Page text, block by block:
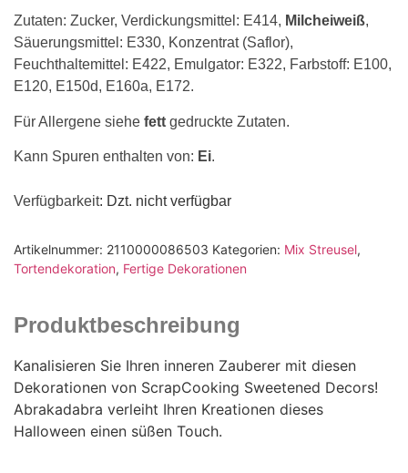
Zutaten: Zucker, Verdickungsmittel: E414, Milcheiweiß,
Säuerungsmittel: E330, Konzentrat (Saflor),
Feuchthaltemittel: E422, Emulgator: E322, Farbstoff: E100,
E120, E150d, E160a, E172.
Für Allergene siehe fett gedruckte Zutaten.
Kann Spuren enthalten von: Ei.
Verfügbarkeit: Dzt. nicht verfügbar
Artikelnummer: 2110000086503 Kategorien: Mix Streusel,
Tortendekoration, Fertige Dekorationen
Produktbeschreibung
Kanalisieren Sie Ihren inneren Zauberer mit diesen
Dekorationen von ScrapCooking Sweetened Decors!
Abrakadabra verleiht Ihren Kreationen dieses
Halloween einen süßen Touch.